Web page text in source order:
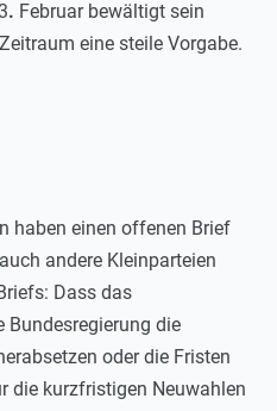
. Februar bewältigt sein
eine steile Vorgabe.
haben einen offenen Brief
andere Kleinparteien
Dass das
Bundesregierung die
oder die Fristen
die kurzfristigen Neuwahlen